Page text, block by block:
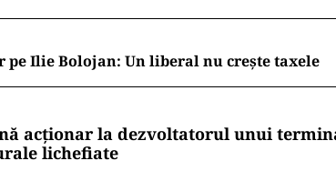
pe Ilie Bolojan: Un liberal nu crește taxele
acționar la dezvoltatorul unui
lichefiate